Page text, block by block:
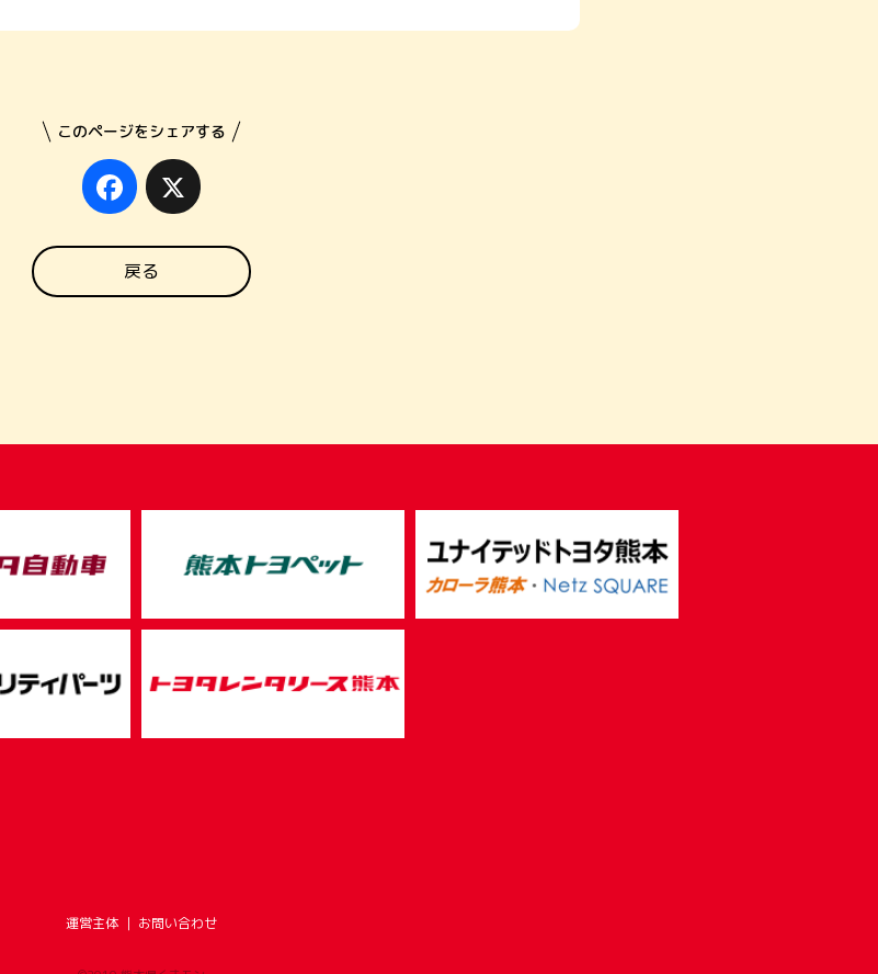
このページをシェアする
Facebook
戻る
運営主体 ｜ お問い合わせ